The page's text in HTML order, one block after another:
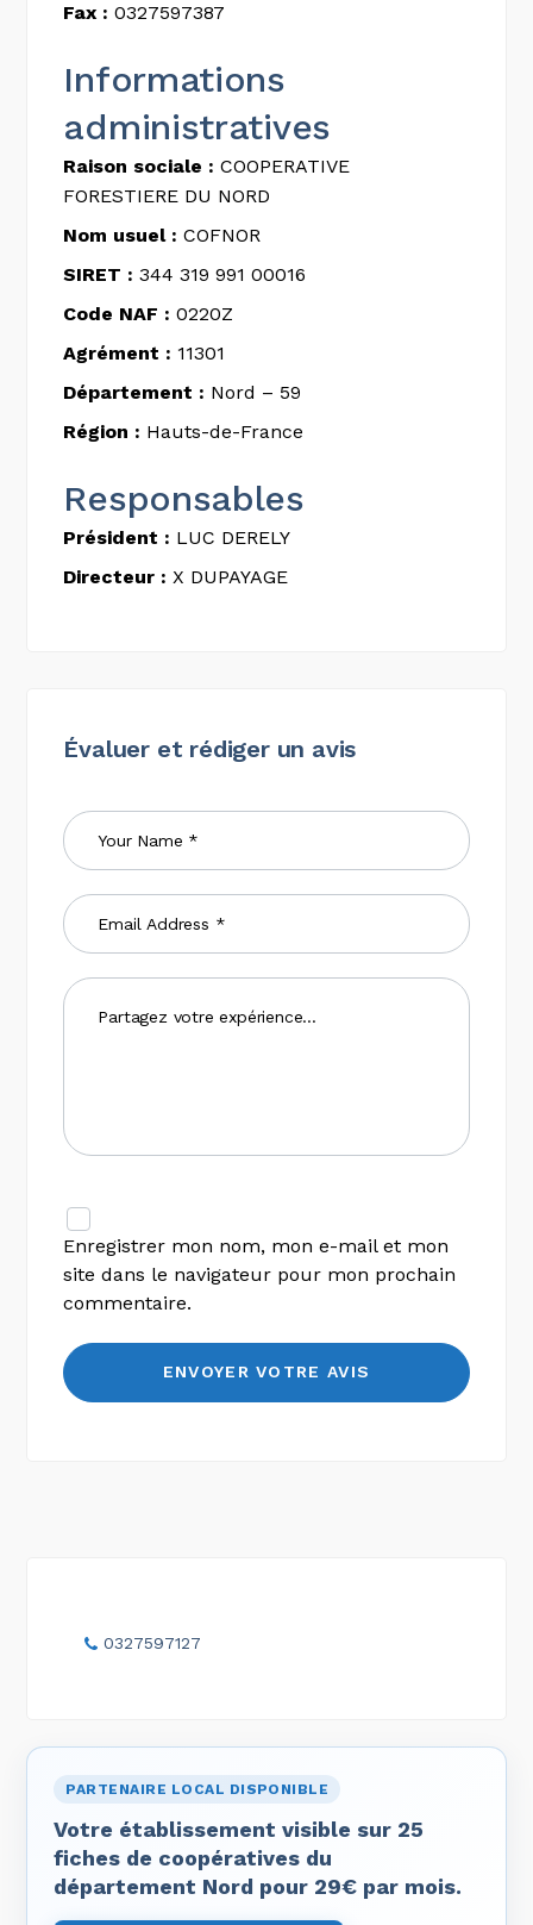
Fax : 0327597387
Informations
administratives
Raison sociale : COOPERATIVE
FORESTIERE DU NORD
Nom usuel : COFNOR
SIRET : 344 319 991 00016
Code NAF : 0220Z
Agrément : 11301
Département : Nord – 59
Région : Hauts-de-France
Responsables
Président : LUC DERELY
Directeur : X DUPAYAGE
Évaluer et rédiger un avis
Enregistrer mon nom, mon e-mail et mon
site dans le navigateur pour mon prochain
commentaire.
0327597127
PARTENAIRE LOCAL DISPONIBLE
Votre établissement visible sur 25
fiches de coopératives du
département Nord pour 29€ par mois.